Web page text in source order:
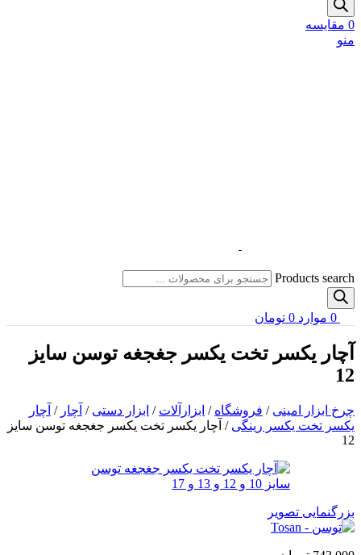
0 مقایسه
منو
Products search
0 موارد 0 تومان
آچار یکسر تخت یکسر جغجغه توسن سایز
12
چرخ ابزار امینی / فروشگاه / ابزارآلات / ابزار دستی / آچار / آچار
یکسر تخت یکسر رینگی / آچار یکسر تخت یکسر جغجغه توسن سایز
12
بزرگنمایی تصویر